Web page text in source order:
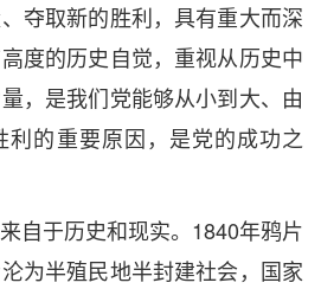
夺取新的胜利，具有重大而深
度的历史自觉，重视从历史中
，是我们党能够从小到大、由
利的重要原因，是党的成功之
于历史和现实。1840年鸦片
为半殖民地半封建社会，国家